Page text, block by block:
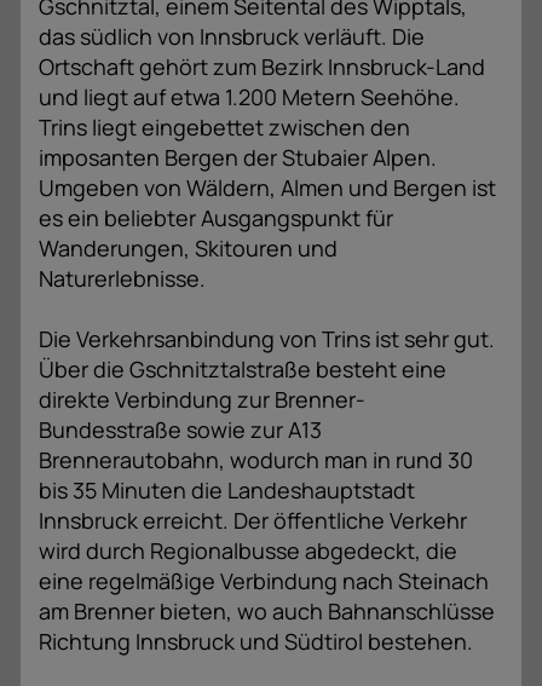
Gschnitztal, einem Seitental des Wipptals,
das südlich von Innsbruck verläuft. Die
Ortschaft gehört zum Bezirk Innsbruck-Land
und liegt auf etwa 1.200 Metern Seehöhe.
Trins liegt eingebettet zwischen den
imposanten Bergen der Stubaier Alpen.
Umgeben von Wäldern, Almen und Bergen ist
es ein beliebter Ausgangspunkt für
Wanderungen, Skitouren und
Naturerlebnisse.
Die Verkehrsanbindung von Trins ist sehr gut.
Über die Gschnitztalstraße besteht eine
direkte Verbindung zur Brenner-
Bundesstraße sowie zur A13
Brennerautobahn, wodurch man in rund 30
bis 35 Minuten die Landeshauptstadt
Innsbruck erreicht. Der öffentliche Verkehr
wird durch Regionalbusse abgedeckt, die
eine regelmäßige Verbindung nach Steinach
am Brenner bieten, wo auch Bahnanschlüsse
Richtung Innsbruck und Südtirol bestehen.